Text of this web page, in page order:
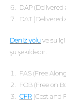
DAP
DAT (Delivered
Deniz yoluve su
şu şekildedir:
FAS (Free
FOB (Free on
CFR (Cost and